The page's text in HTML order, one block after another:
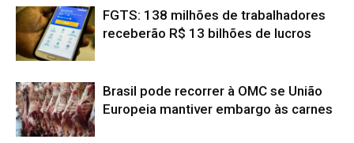
FGTS: 138 milhões de trabalhadores
receberão R$ 13 bilhões de lucros
Brasil pode recorrer à OMC se União
Europeia mantiver embargo às carnes